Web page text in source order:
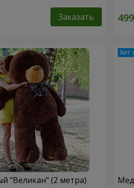
Заказать
"Великан" (2 метра)